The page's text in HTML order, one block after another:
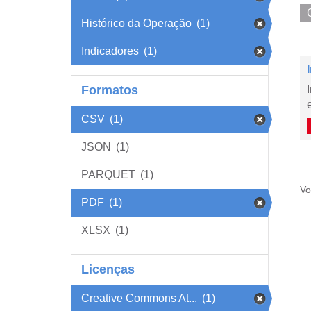
Histórico da Operação (1)
Indicadores (1)
Formatos
CSV (1)
JSON (1)
PARQUET (1)
PDF (1)
XLSX (1)
Licenças
Creative Commons At... (1)